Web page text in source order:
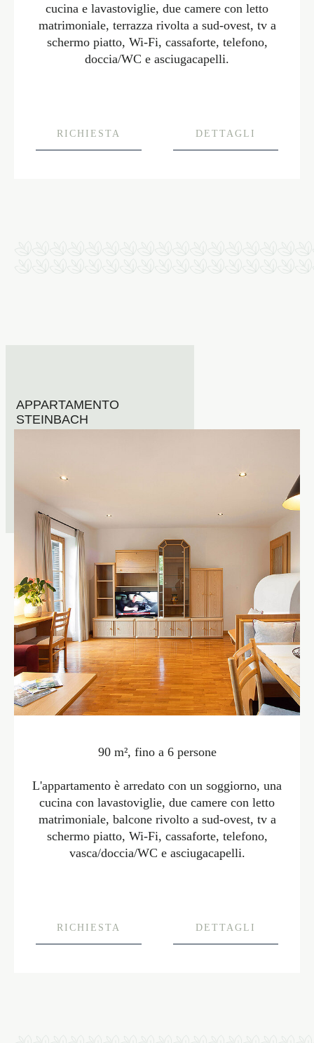
cucina e lavastoviglie, due camere con letto
matrimoniale, terrazza rivolta a sud-ovest, tv a
schermo piatto, Wi-Fi, cassaforte, telefono,
doccia/WC e asciugacapelli.
RICHIESTA DETTAGLI
APPARTAMENTO
STEINBACH
90 m², fino a 6 persone
L'appartamento è arredato con un soggiorno, una
cucina con lavastoviglie, due camere con letto
matrimoniale, balcone rivolto a sud-ovest, tv a
schermo piatto, Wi-Fi, cassaforte, telefono,
vasca/doccia/WC e asciugacapelli.
RICHIESTA DETTAGLI